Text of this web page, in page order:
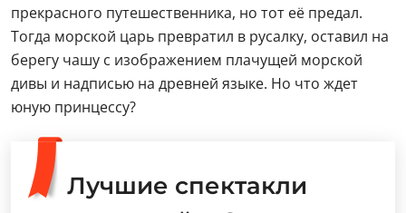
прекрасного путешественника, но тот её предал.
Тогда морской царь превратил в русалку, оставил на
берегу чашу с изображением плачущей морской
дивы и надписью на древней языке. Но что ждет
юную принцессу?
Лучшие спектакли